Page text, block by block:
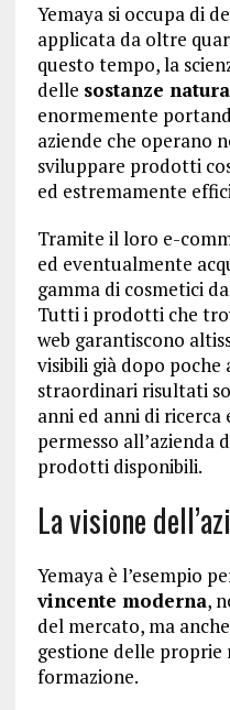
Yemaya si occupa di
applicata da oltre
questo tempo, la
delle sostanze
enormemente
aziende che operano
sviluppare prodotti
ed estremamente
Tramite il loro e-
ed eventualmente
gamma di cosmetici
Tutti i prodotti che
web garantiscono
visibili già dopo poche
straordinari risultati
anni ed anni di
permesso
prodotti disponibili.
La visione
Yemaya è l’esempio
vincente moderna,
del mercato, ma
gestione delle proprie
formazione.